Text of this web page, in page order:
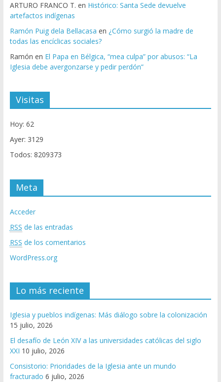
ARTURO FRANCO T. en Histórico: Santa Sede devuelve
artefactos indígenas
Ramón Puig dela Bellacasa en ¿Cómo surgió la madre de
todas las encíclicas sociales?
Ramón en El Papa en Bélgica, “mea culpa” por abusos: “La
Iglesia debe avergonzarse y pedir perdón”
Visitas
Hoy: 62
Ayer: 3129
Todos: 8209373
Meta
Acceder
RSS de las entradas
RSS de los comentarios
WordPress.org
Lo más reciente
Iglesia y pueblos indígenas: Más diálogo sobre la colonización
15 julio, 2026
El desafío de León XIV a las universidades católicas del siglo
XXI 10 julio, 2026
Consistorio: Prioridades de la Iglesia ante un mundo
fracturado 6 julio, 2026